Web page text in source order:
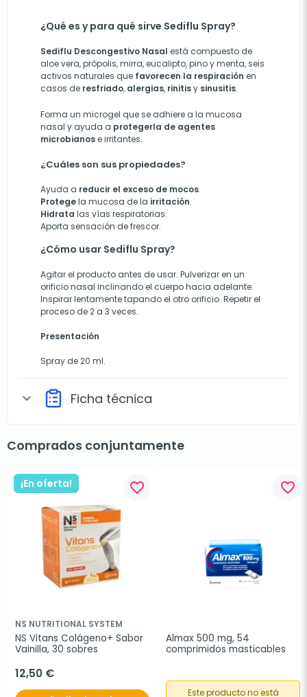
¿Qué es y para qué sirve Sediflu Spray?
Sediflu Descongestivo Nasal está compuesto de
aloe vera, própolis, mirra, eucalipto, pino y menta, seis
activos naturales que favorecen la respiración en
casos de resfriado, alergias, rinitisy sinusitis.
Forma un microgel que se adhiere a la mucosa
nasal y ayuda a protegerla de agentes
microbianose irritantes.
¿Cuáles son sus propiedades?
Ayuda a reducir el exceso de mocos.
Protegela mucosa de la irritación.
Hidrata las vías respiratorias.
Aporta sensación de frescor.
¿Cómo usar Sediflu Spray?
Agitar el producto antes de usar. Pulverizar en un
orificio nasal inclinando el cuerpo hacia adelante.
Inspirar lentamente tapando el otro orificio. Repetir el
proceso de 2 a 3 veces.
Presentación
Spray de 20 ml.
expand_more Ficha técnica
Comprados conjuntamente
¡En oferta! favorite_border
NS NUTRITIONAL SYSTEM
NS Vitans Colágeno+ Sabor
Vainilla, 30 sobres
12,50 €
favorite_border
Almax 500 mg, 54
comprimidos masticables
Este producto no está